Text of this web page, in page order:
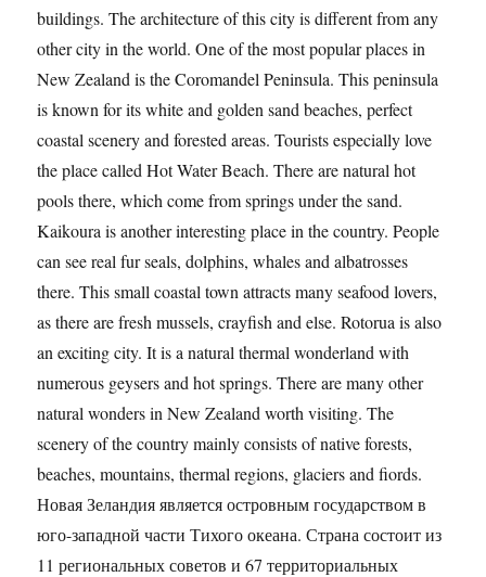
buildings. The architecture of this city is different from any
other city in the world. One of the most popular places in
New Zealand is the Coromandel Peninsula. This peninsula
is known for its white and golden sand beaches, perfect
coastal scenery and forested areas. Tourists especially love
the place called Hot Water Beach. There are natural hot
pools there, which come from springs under the sand.
Kaikoura is another interesting place in the country. People
can see real fur seals, dolphins, whales and albatrosses
there. This small coastal town attracts many seafood lovers,
as there are fresh mussels, crayfish and else. Rotorua is also
an exciting city. It is a natural thermal wonderland with
numerous geysers and hot springs. There are many other
natural wonders in New Zealand worth visiting. The
scenery of the country mainly consists of native forests,
beaches, mountains, thermal regions, glaciers and fiords.
Новая Зеландия является островным государством в
юго-западной части Тихого океана. Страна состоит из
11 региональных советов и 67 территориальных